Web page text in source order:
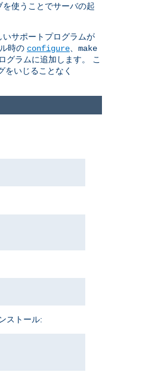
使うことでサーバの起
いサポートプログラムが
時の configure
make
グラムに追加します。 こ
いじることなく
ストール: